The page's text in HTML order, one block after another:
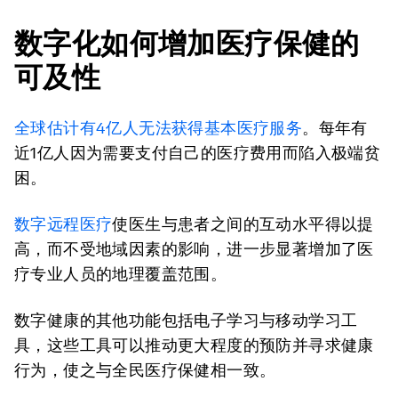
数字化如何增加医疗保健的
可及性
全球估计有4亿人无法获得基本医疗服务。每年有
近1亿人因为需要支付自己的医疗费用而陷入极端贫
困。
数字远程医疗使医生与患者之间的互动水平得以提
高，而不受地域因素的影响，进一步显著增加了医
疗专业人员的地理覆盖范围。
数字健康的其他功能包括电子学习与移动学习工
具，这些工具可以推动更大程度的预防并寻求健康
行为，使之与全民医疗保健相一致。